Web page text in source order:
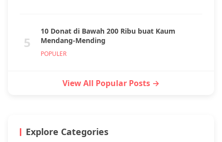
5
10 Donat di Bawah 200 Ribu buat Kaum
Mendang-Mending
POPULER
View All Popular Posts →
Explore Categories